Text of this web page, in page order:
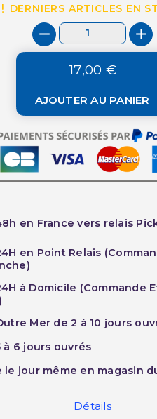
DERNIERS ARTICLES EN
17,00 €
AJOUTER AU PANIER
en France vers relais
en Point Relais
à Domicile (Commande
Mer de 2 à 10 jours
à 6 jours ouvrés
le jour même en magasin
Détails